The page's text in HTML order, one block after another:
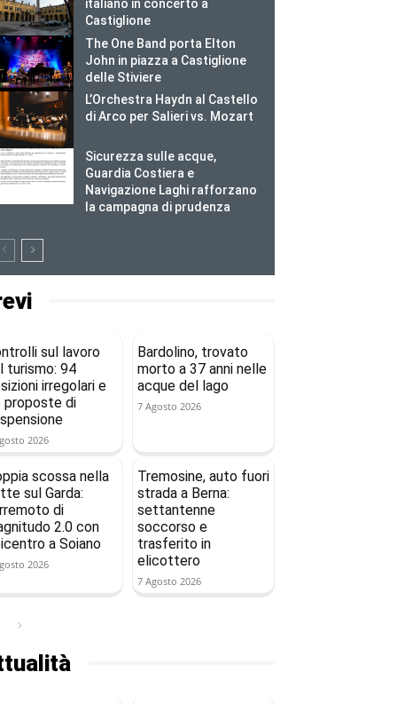
italiano in concerto a
Castiglione
The One Band porta Elton
John in piazza a Castiglione
delle Stiviere
L’Orchestra Haydn al Castello
di Arco per Salieri vs. Mozart
Sicurezza sulle acque,
Guardia Costiera e
Navigazione Laghi rafforzano
la campagna di prudenza
sul lavoro
turismo: 94
irregolari e
proposte di
2026
Bardolino, trovato
morto a 37 anni nelle
acque del lago
7 Agosto 2026
scossa nella
sul Garda:
di
2.0 con
a Soiano
2026
Tremosine, auto fuori
strada a Berna:
settantenne
soccorso e
trasferito in
elicottero
7 Agosto 2026